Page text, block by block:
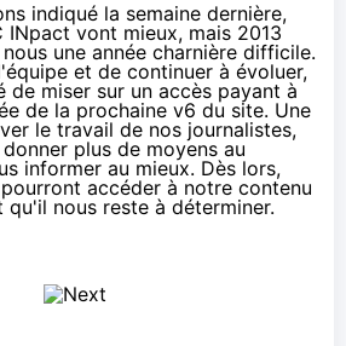
indiqué la semaine dernière,
INpact vont mieux, mais 2013
une année charnière difficile.
et de continuer à évoluer,
de miser sur un accès payant à
de la prochaine v6 du site. Une
le travail de nos journalistes,
plus de moyens au
informer au mieux. Dès lors,
accéder à notre contenu
nous reste à déterminer.